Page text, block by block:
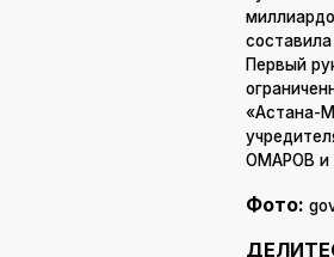
Первый
«Астана-
ОМАРОВ и
Фото: